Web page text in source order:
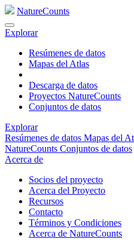
NatureCounts
Explorar
Resúmenes de datos
Mapas del Atlas
Descarga de datos
Proyectos NatureCounts
Conjuntos de datos
Explorar
Resúmenes de datos Mapas del
NatureCounts Conjuntos de datos
Acerca de
Socios del proyecto
Acerca del Proyecto
Recursos
Contacto
Términos y Condiciones
Acerca de NatureCounts